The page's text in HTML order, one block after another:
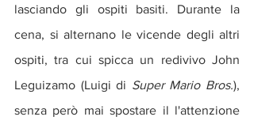
lasciando gli ospiti basiti. Durante la
cena, si alternano le vicende degli altri
ospiti, tra cui spicca un redivivo John
Leguizamo (Luigi di Super Mario Bros.),
senza però mai spostare il l'attenzione